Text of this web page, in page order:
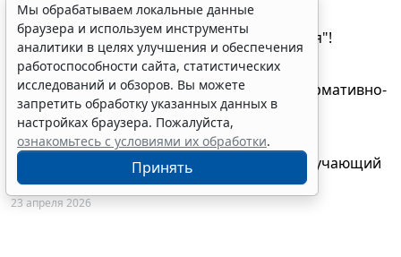
29 мая будут объявлены лауреаты XXI
Всероссийского конкурса "Правовая Россия"!
27 мая 2026
AI-ассистент Искра теперь анализирует нормативно-
техническую документацию
28 апреля 2026
"ГАРАНТ Электронный экспресс" провел обучающий
вебинар по работе с AI-ассистентом Искра
23 апреля 2026
Мы обрабатываем локальные данные
браузера и используем инструменты
аналитики в целях улучшения и обеспечения
работоспособности сайта, статистических
исследований и обзоров. Вы можете
запретить обработку указанных данных в
настройках браузера. Пожалуйста,
ознакомьтесь с условиями их обработки.
Принять